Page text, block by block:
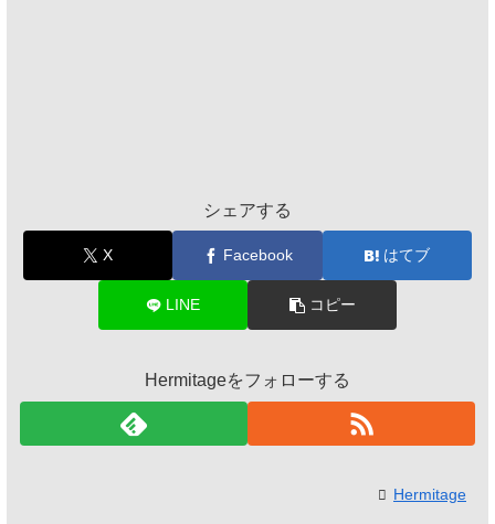
シェアする
X Facebook はてブ
LINE コピー
Hermitageをフォローする
Hermitage